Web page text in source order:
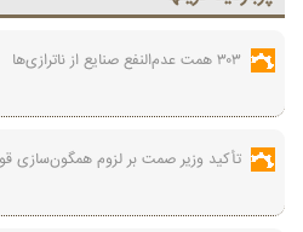
۳۰۳ همت عدم‌النفع صنایع از ناترازی‌ها
تأکید وزیر صمت بر لزوم همگون‌سازی